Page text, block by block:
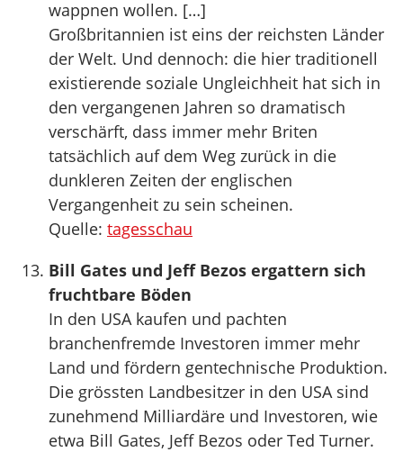
wappnen wollen. […]
Großbritannien ist eins der reichsten Länder
der Welt. Und dennoch: die hier traditionell
existierende soziale Ungleichheit hat sich in
den vergangenen Jahren so dramatisch
verschärft, dass immer mehr Briten
tatsächlich auf dem Weg zurück in die
dunkleren Zeiten der englischen
Vergangenheit zu sein scheinen.
Quelle: tagesschau
Bill Gates und Jeff Bezos ergattern sich
fruchtbare Böden
In den USA kaufen und pachten
branchenfremde Investoren immer mehr
Land und fördern gentechnische Produktion.
Die grössten Landbesitzer in den USA sind
zunehmend Milliardäre und Investoren, wie
etwa Bill Gates, Jeff Bezos oder Ted Turner.